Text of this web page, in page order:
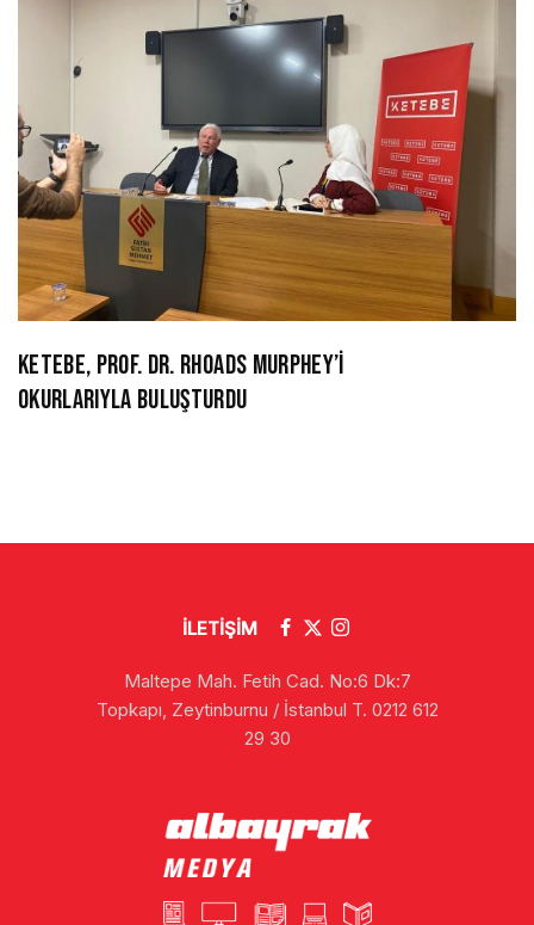
KETEBE, PROF. DR. RHOADS MURPHEY’İ
OKURLARIYLA BULUŞTURDU
İLETİŞİM
Maltepe Mah. Fetih Cad. No:6 Dk:7
Topkapı, Zeytinburnu / İstanbul T. 0212 612
29 30